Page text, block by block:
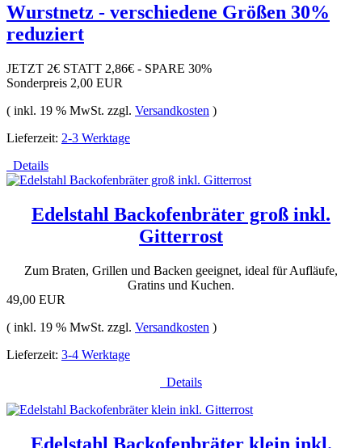
Wurstnetz - verschiedene Größen 30%
reduziert
JETZT 2€ STATT 2,86€ - SPARE 30%
Sonderpreis 2,00 EUR
( inkl. 19 % MwSt. zzgl. Versandkosten )
Lieferzeit: 2-3 Werktage
Details
Edelstahl Backofenbräter groß inkl.
Gitterrost
Zum Braten, Grillen und Backen geeignet, ideal für Aufläufe,
Gratins und Kuchen.
49,00 EUR
( inkl. 19 % MwSt. zzgl. Versandkosten )
Lieferzeit: 3-4 Werktage
Details
Edelstahl Backofenbräter klein inkl.